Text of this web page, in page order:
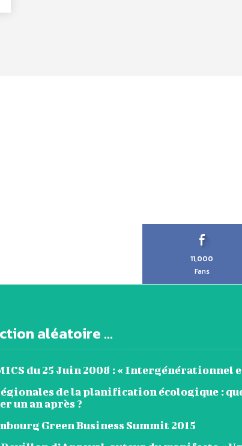
11,000
Fans
aléatoire ...
du 25 Juin 2008 : « Intergénérationnel
de la planification écologique :
un an après ?
Green Business Summit 2015